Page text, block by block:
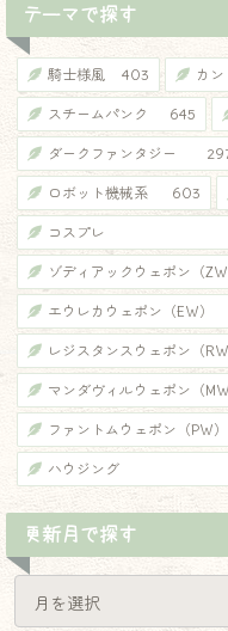
テーマで探す
騎士様風 403 カ
スチームパンク 645
ダークファンタジー
ロボット機械系 603
コスプレ
ゾディアックウェポン（ZW
エウレカウェポン（EW）
レジスタンスウェポン（RW
マンダヴィルウェポン（MW
ファントムウェポン（PW）
ハウジング
更新月で探す